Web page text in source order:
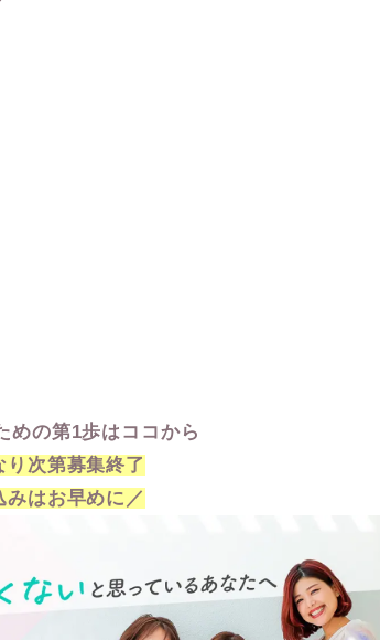
めの第1歩はココから
り次第募集終了
みはお早めに／